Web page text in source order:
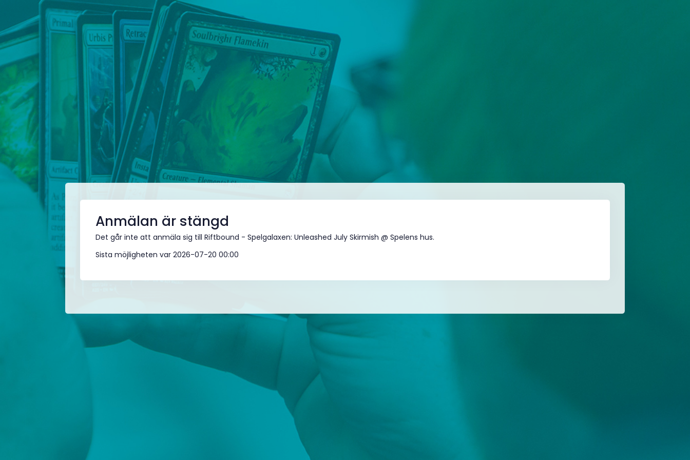
Anmälan är stängd
Det går inte att anmäla sig till Riftbound - Spelgalaxen: Unleashed July Skirmish @ Spelens hus.
Sista möjligheten var 2026-07-20 00:00